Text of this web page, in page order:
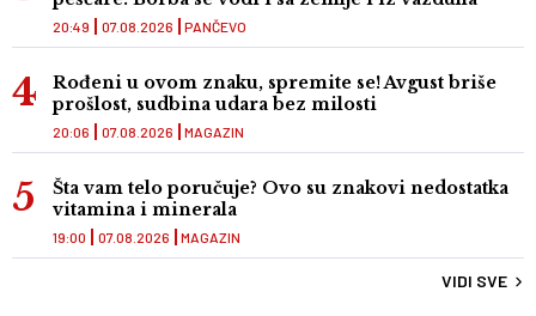
PANČEVO
20:49 07.08.2026
Rođeni u ovom znaku, spremite se! Avgust briše
prošlost, sudbina udara bez milosti
MAGAZIN
20:06 07.08.2026
Šta vam telo poručuje? Ovo su znakovi nedostatka
vitamina i minerala
MAGAZIN
19:00 07.08.2026
VIDI SVE